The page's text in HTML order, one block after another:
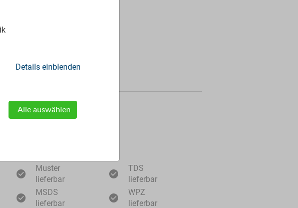
Muster
lieferbar
TDS
lieferbar
MSDS
lieferbar
WPZ
lieferbar
Details einblenden
Alle auswählen